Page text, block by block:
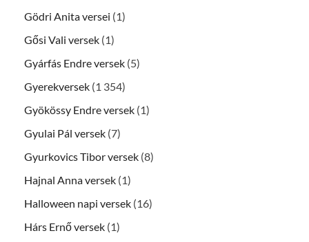
Gödri Anita versei (1)
Gősi Vali versek (1)
Gyárfás Endre versek (5)
Gyerekversek (1 354)
Gyökössy Endre versek (1)
Gyulai Pál versek (7)
Gyurkovics Tibor versek (8)
Hajnal Anna versek (1)
Halloween napi versek (16)
Hárs Ernő versek (1)